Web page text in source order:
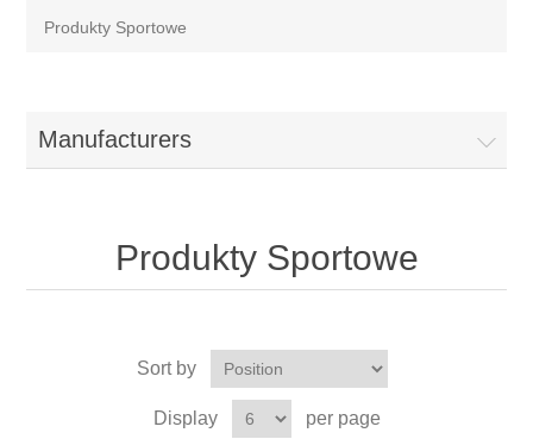
Produkty Sportowe
Manufacturers
Produkty Sportowe
Sort by
Display per page